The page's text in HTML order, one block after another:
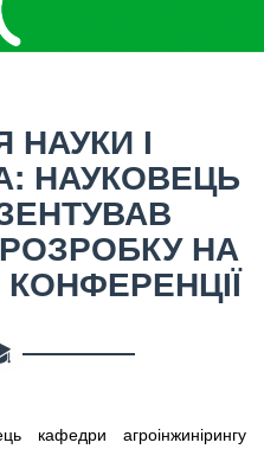
НАУКИ І
НАУКОВЕЦЬ
НА
кафедри агроінжинірингу